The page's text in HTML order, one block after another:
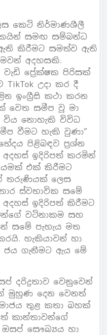
කෙටි නිර්මාණශීලී
සමඟ සම්බන්ධ
කිරීමට සමත්ව ඇති
අදහසකි.
ප්‍රේක්ෂක පිරිසක්
උදා කර දී
ඉංග්‍රීසි කථා කරන
වෙත සමීප වූ මා
විය නොහැකි විවිධ
වීමට හැකි වුණා”
පිළිබඳව ප්‍රශ්න
අදහස් ඉදිරිපත් කරමින්
යමක් එක් කිරීමට
තරුණියක් ලෙස
ස්වභාවික සමේ
ඉදිරිපත් කිරීමට
වටිනාකම සහ
සමේ පැහැය මත
හැකියාවන් හා
ගැනීමට ඇය මේ
දරිද්‍රතාව වෙනුවෙන්
මුහුණ දෙන වෙනත්
තුළ කතා බහක්
කාන්තාවන්ගේ
සෞඛ්‍යය හා